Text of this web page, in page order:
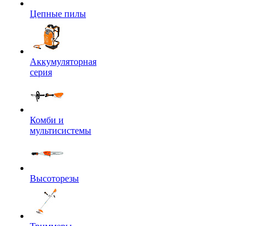
Цепные пилы
Аккумуляторная
серия
Комби и
мультисистемы
Высоторезы